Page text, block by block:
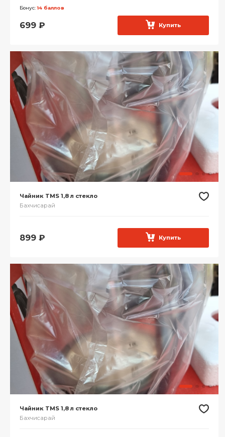
Бонус:14 баллов
699 ₽ Купить
Чайник TMS 1,8 л стекло
Бахчисарай
899 ₽ Купить
Чайник TMS 1,8 л стекло
Бахчисарай